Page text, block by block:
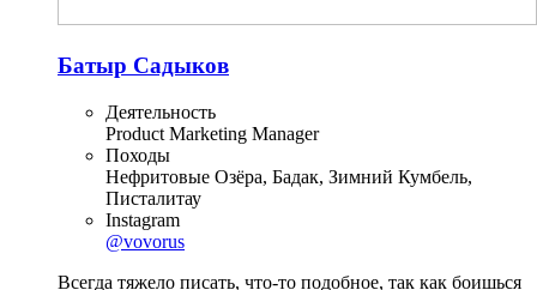
Батыр Садыков
Деятельность
Product Marketing Manager
Походы
Нефритовые Озёра, Бадак, Зимний Кумбель,
Писталитау
Instagram
@vovorus
Всегда тяжело писать, что-то подобное, так как боишься